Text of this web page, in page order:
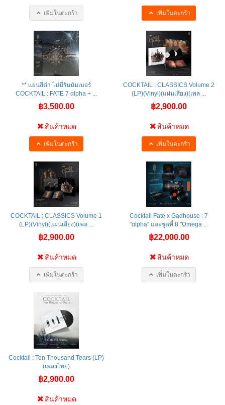
เพิ่มในตะกร้า เพิ่มในตะกร้า
** แผ่นสีดำ ไม่มีรันนัมเบอร์
COCKTAIL : FATE 7 αlpha + ...
฿3,500.00
สินค้าหมด
เพิ่มในตะกร้า
COCKTAIL : CLASSICS Volume 2
(LP)(Vinyl)(แผ่นเสียง)(เพล ...
฿2,900.00
สินค้าหมด
เพิ่มในตะกร้า
COCKTAIL : CLASSICS Volume 1
(LP)(Vinyl)(แผ่นเสียง)(เพล ...
฿2,900.00
สินค้าหมด
เพิ่มในตะกร้า
Cocktail Fate x Gadhouse : 7
"αlpha" และชุดที่ 8 "Ωmega ...
฿22,000.00
สินค้าหมด
เพิ่มในตะกร้า
Cocktail : Ten Thousand Tears (LP)
(เพลงไทย)
฿2,900.00
สินค้าหมด